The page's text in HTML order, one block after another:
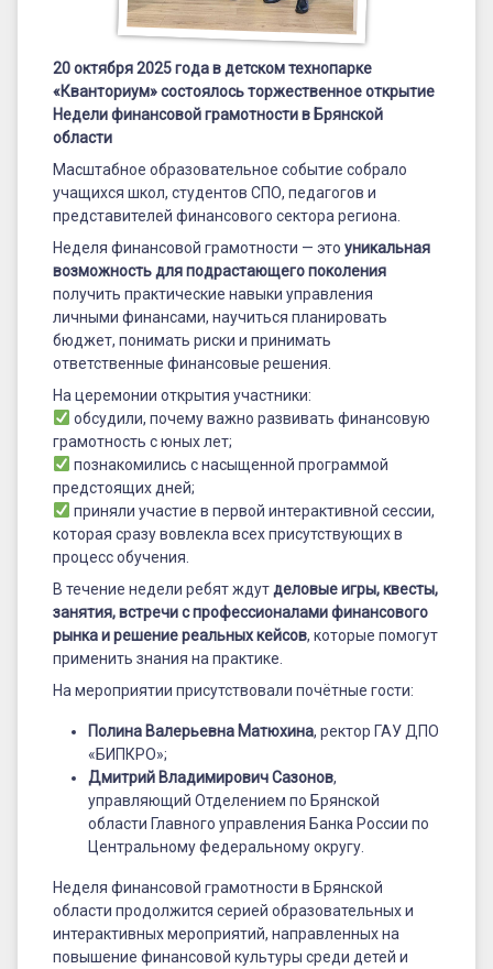
20 октября 2025 года в детском технопарке
«Кванториум» состоялось торжественное открытие
Недели финансовой грамотности в Брянской
области
Масштабное образовательное событие собрало
учащихся школ, студентов СПО, педагогов и
представителей финансового сектора региона.
Неделя финансовой грамотности — это уникальная
возможность для подрастающего поколения
получить практические навыки управления
личными финансами, научиться планировать
бюджет, понимать риски и принимать
ответственные финансовые решения.
На церемонии открытия участники:
обсудили, почему важно развивать финансовую
грамотность с юных лет;
познакомились с насыщенной программой
предстоящих дней;
приняли участие в первой интерактивной сессии,
которая сразу вовлекла всех присутствующих в
процесс обучения.
В течение недели ребят ждутделовые игры, квесты,
занятия, встречи с профессионалами финансового
рынка и решение реальных кейсов, которые помогут
применить знания на практике.
На мероприятии присутствовали почётные гости:
Полина Валерьевна Матюхина, ректор ГАУ ДПО
«БИПКРО»;
Дмитрий Владимирович Сазонов,
управляющий Отделением по Брянской
области Главного управления Банка России по
Центральному федеральному округу.
Неделя финансовой грамотности в Брянской
области продолжится серией образовательных и
интерактивных мероприятий, направленных на
повышение финансовой культуры среди детей и